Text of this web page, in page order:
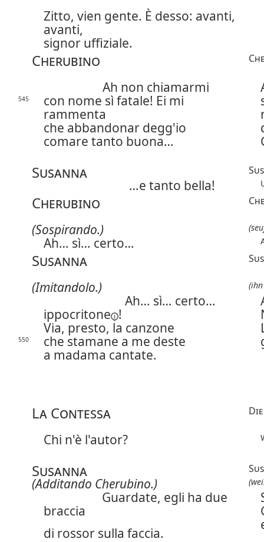
Zitto, vien gente. È desso: avanti,
avanti,
signor uffiziale.
Cherubino
Ah non chiamarmi
545
con nome sì fatale! Ei mi
rammenta
che abbandonar degg'io
comare tanto buona…
Susanna
…e tanto bella!
Cherubino
(Sospirando.)
Ah… sì… certo…
Susanna
(Imitandolo.)
Ah… sì… certo…
ippocritone !
Via, presto, la canzone
550
che stamane a me deste
a madama cantate.
La Contessa
Chi n'è l'autor?
Susanna
(Additando Cherubino.)
Guardate, egli ha due
braccia
di rossor sulla faccia.